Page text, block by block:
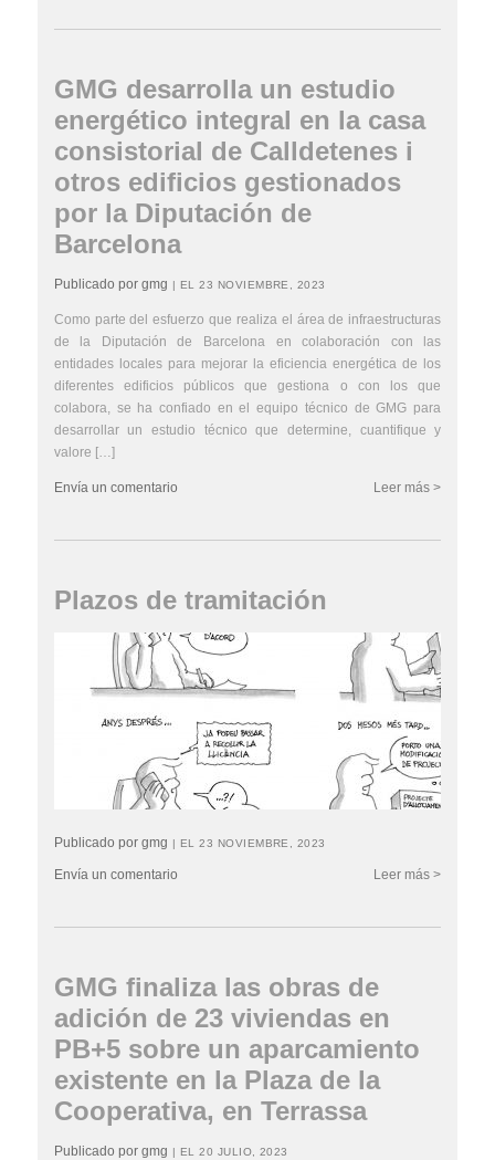
GMG desarrolla un estudio
energético integral en la casa
consistorial de Calldetenes i
otros edificios gestionados
por la Diputación de
Barcelona
Publicado por gmg | EL 23 NOVIEMBRE, 2023
Como parte del esfuerzo que realiza el área de infraestructuras
de la Diputación de Barcelona en colaboración con las
entidades locales para mejorar la eficiencia energética de los
diferentes edificios públicos que gestiona o con los que
colabora, se ha confiado en el equipo técnico de GMG para
desarrollar un estudio técnico que determine, cuantifique y
valore […]
Leer más >
Envía un comentario
Plazos de tramitación
Publicado por gmg | EL 23 NOVIEMBRE, 2023
Leer más >
Envía un comentario
GMG finaliza las obras de
adición de 23 viviendas en
PB+5 sobre un aparcamiento
existente en la Plaza de la
Cooperativa, en Terrassa
Publicado por gmg | EL 20 JULIO, 2023